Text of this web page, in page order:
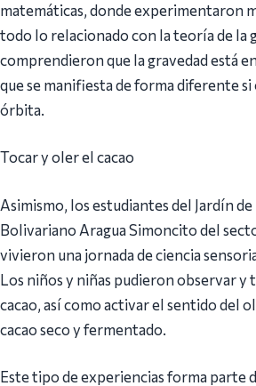
matemáticas, donde experimentaron
todo lo relacionado con la teoría de la
comprendieron que la gravedad está
que se manifiesta de forma diferente si
órbita.
Tocar y oler el cacao
Asimismo, los estudiantes del Jardín
Bolivariano Aragua Simoncito del
vivieron una jornada de ciencia
Los niños y niñas pudieron observar y
cacao, así como activar el sentido del
cacao seco y fermentado.
Este tipo de experiencias forma parte